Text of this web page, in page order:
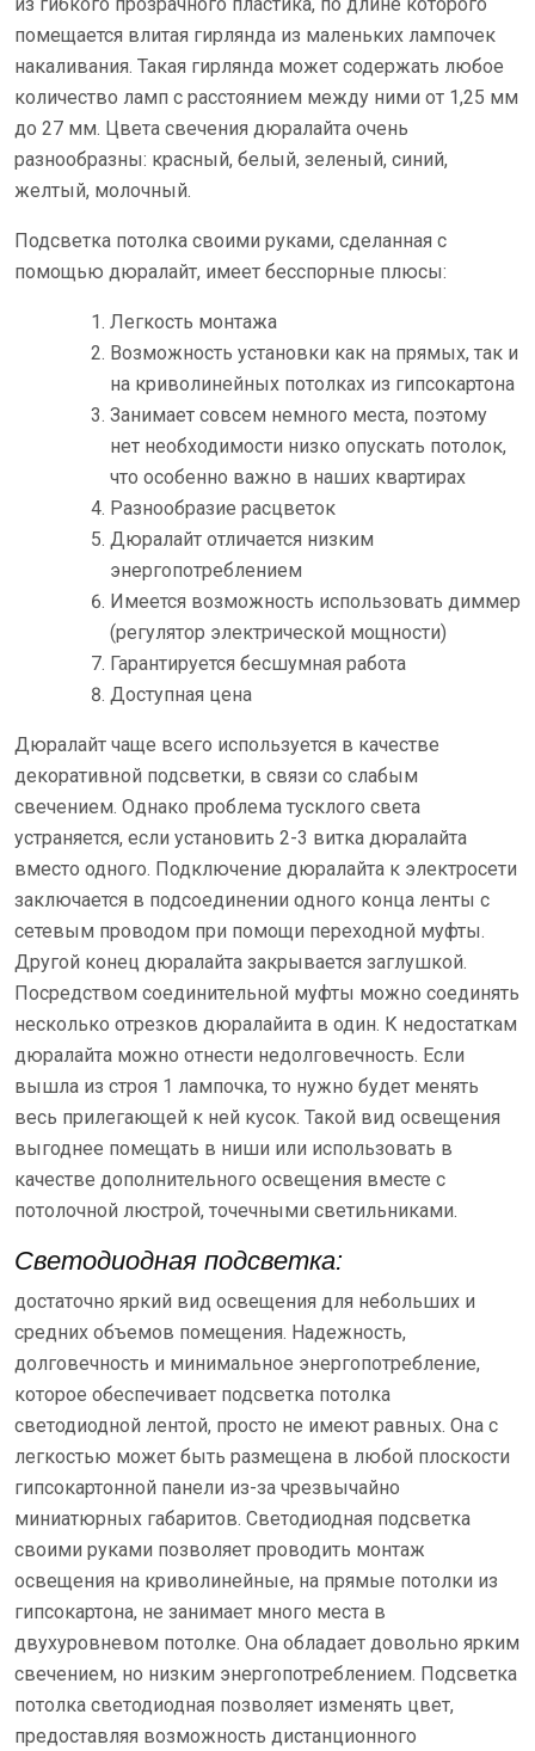
из гибкого прозрачного пластика, по длине которого
помещается влитая гирлянда из маленьких лампочек
накаливания. Такая гирлянда может содержать любое
количество ламп с расстоянием между ними от 1,25 мм
до 27 мм. Цвета свечения дюралайта очень
разнообразны: красный, белый, зеленый, синий,
желтый, молочный.
Подсветка потолка своими руками, сделанная с
помощью дюралайт, имеет бесспорные плюсы:
Легкость монтажа
Возможность установки как на прямых, так и
на криволинейных потолках из гипсокартона
Занимает совсем немного места, поэтому
нет необходимости низко опускать потолок,
что особенно важно в наших квартирах
Разнообразие расцветок
Дюралайт отличается низким
энергопотреблением
Имеется возможность использовать диммер
(регулятор электрической мощности)
Гарантируется бесшумная работа
Доступная цена
Дюралайт чаще всего используется в качестве
декоративной подсветки, в связи со слабым
свечением. Однако проблема тусклого света
устраняется, если установить 2-3 витка дюралайта
вместо одного. Подключение дюралайта к электросети
заключается в подсоединении одного конца ленты с
сетевым проводом при помощи переходной муфты.
Другой конец дюралайта закрывается заглушкой.
Посредством соединительной муфты можно соединять
несколько отрезков дюралайита в один. К недостаткам
дюралайта можно отнести недолговечность. Если
вышла из строя 1 лампочка, то нужно будет менять
весь прилегающей к ней кусок. Такой вид освещения
выгоднее помещать в ниши или использовать в
качестве дополнительного освещения вместе с
потолочной люстрой, точечными светильниками.
Светодиодная подсветка:
достаточно яркий вид освещения для небольших и
средних объемов помещения. Надежность,
долговечность и минимальное энергопотребление,
которое обеспечивает подсветка потолка
светодиодной лентой, просто не имеют равных. Она с
легкостью может быть размещена в любой плоскости
гипсокартонной панели из-за чрезвычайно
миниатюрных габаритов. Светодиодная подсветка
своими руками позволяет проводить монтаж
освещения на криволинейные, на прямые потолки из
гипсокартона, не занимает много места в
двухуровневом потолке. Она обладает довольно ярким
свечением, но низким энергопотреблением. Подсветка
потолка светодиодная позволяет изменять цвет,
предоставляя возможность дистанционного